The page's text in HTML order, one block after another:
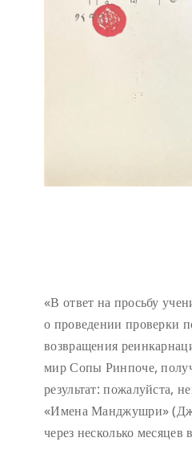
«В ответ на просьбу
о проведении проверки
возвращения
мир Сопы Ринпоче,
результат: пожалуйста,
«Имена Манджушри»
через несколько месяцев